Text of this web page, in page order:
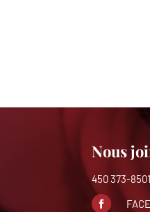
Nous
450 373-8501